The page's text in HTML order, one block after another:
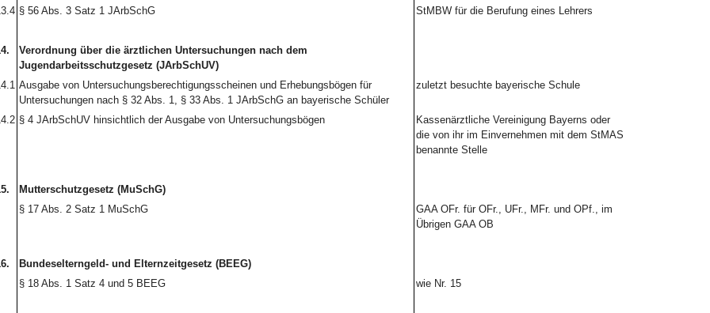
§ 56 Abs. 3 Satz 1 JArbSchG StMBW für die Berufung eines Lehrers
Verordnung über die ärztlichen Untersuchungen nach dem
Jugendarbeitsschutzgesetz (JArbSchUV)
Ausgabe von Untersuchungsberechtigungsscheinen und Erhebungsbögen für
Untersuchungen nach § 32 Abs. 1, § 33 Abs. 1 JArbSchG an bayerische Schüler
zuletzt besuchte bayerische Schule
§ 4 JArbSchUV hinsichtlich der Ausgabe von Untersuchungsbögen
Kassenärztliche Vereinigung Bayerns oder
die von ihr im Einvernehmen mit dem StMAS
benannte Stelle
Mutterschutzgesetz (MuSchG)
§ 17 Abs. 2 Satz 1 MuSchG
GAA OFr. für OFr., UFr., MFr. und OPf., im
Übrigen GAA OB
Bundeselterngeld- und Elternzeitgesetz (BEEG)
§ 18 Abs. 1 Satz 4 und 5 BEEG
wie Nr. 15